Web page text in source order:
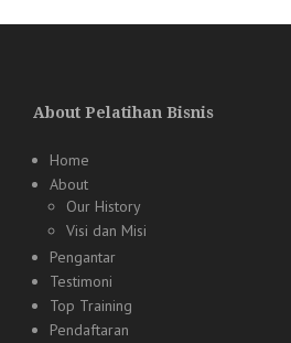
About Pelatihan Bisnis
Home
About
Our History
Visi dan Misi
Pengantar
Testimoni
Top Training
Pendaftaran